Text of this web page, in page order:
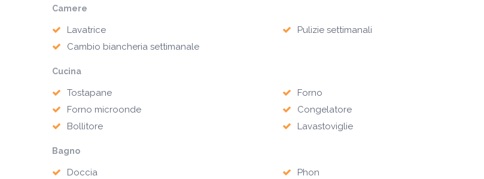
Camere
Lavatrice
Pulizie settimanali
Cambio biancheria settimanale
Cucina
Tostapane
Forno
Forno microonde
Congelatore
Bollitore
Lavastoviglie
Bagno
Doccia Phon